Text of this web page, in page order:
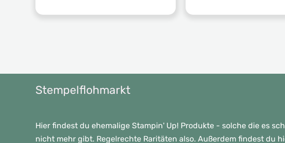
Stempelflohmarkt
Hier findest du ehemalige Stampin' Up! Produkte - solche die es
nicht mehr gibt. Regelrechte Raritäten also. Außerdem findest du